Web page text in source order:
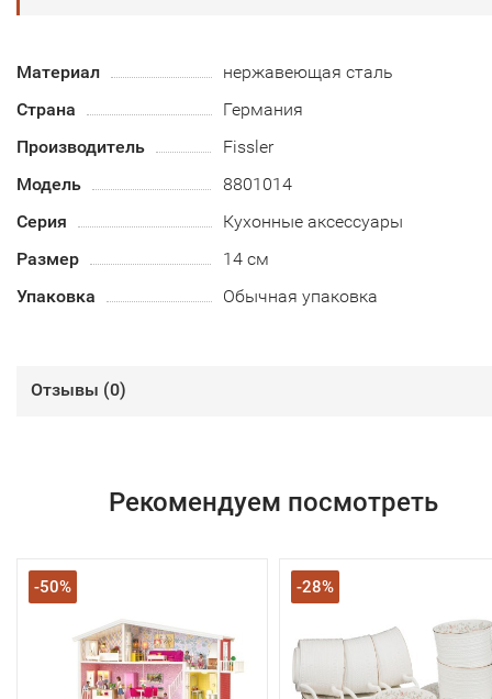
Материал
нержавеющая сталь
Страна
Германия
Производитель
Fissler
Модель
8801014
Серия
Кухонные аксессуары
Размер
14 см
Упаковка
Обычная упаковка
Отзывы (0)
Рекомендуем посмотреть
-50% -28%